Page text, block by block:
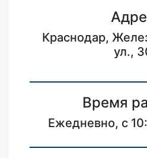
Краснодар,
ул.,
Время
Ежедневно, с